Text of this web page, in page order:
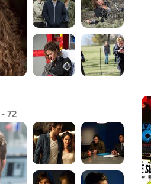
- 72